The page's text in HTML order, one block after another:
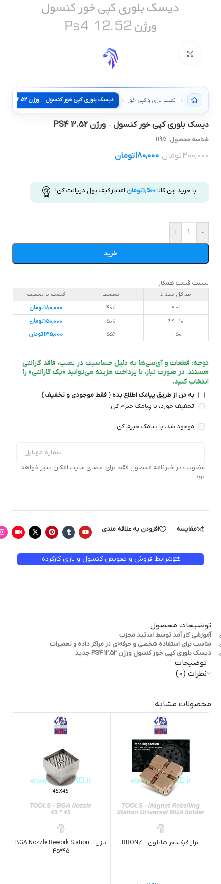
نصب بازی و کپی خور کنسولدیسک بلوری کپی خور کنسول – ورژن PS4 12.52
دیسک بلوری کپی خور کنسول – ورژن PS4 12.52
شناسه محصول: 1195
300,000تومان 180,000تومان
با خرید این کالا1,500تومان امتیاز کیف پول دریافت کن!
-
+
خرید
لیست قیمت همکار
حداقل تعداد تخفیف
قیمت با تخفیف
1 - 9
40%
180,000تومان
10 - 49
50%
150,000تومان
50 +
55%
135,000تومان
توجه: قطعات و آی‌سی‌ها به دلیل حساسیت در نصب، فاقد گارانتی
هستند. در صورت نیاز، با پرداخت هزینه می‌توانید «پک گارانتی» را
انتخاب کنید.
به من از طریق پیامک اطلاع بده ( فقط موجودی و تخفیف )
تخفیف خورد، با پیامک خبرم کن .
موجود شد، با پیامک خبرم کن .
عضویت در خبرنامه محصول فقط برای اعضای سایت امکان پذیر خواهد
بود.
مقایسه افزودن به علاقه مندی
شرایط فروش و تعویض کنسول و بازی کارکرده
توضیحات محصول
آموزشی کار آمد توسط اساتید مجزب
مناسب برای استفاده شخصی و حرفه‌ای در مراکز داده و تعمیرات
دیسک بلوری کپی خور کنسول ورژن PS4 12.52 جدید
توضیحات
نظرات (0)
محصولات مشابه
ابزار فيکسچر شابلون – BRONZ
نازل – BGA Nozzle Rework Station
45*45